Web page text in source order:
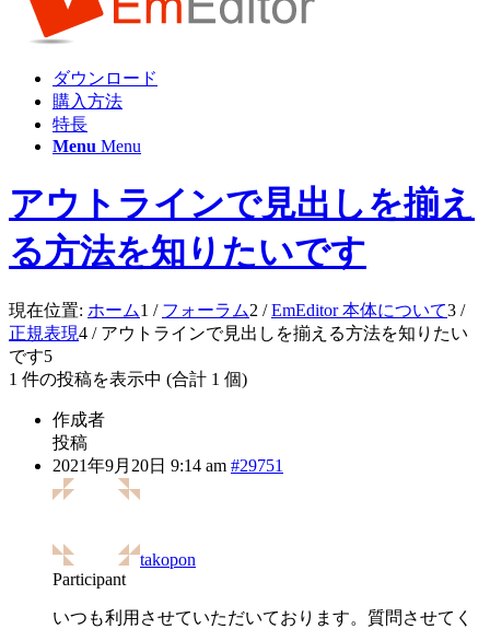
ダウンロード
購入方法
特長
Menu Menu
アウトラインで見出しを揃え
る方法を知りたいです
現在位置: ホーム1 / フォーラム2 / EmEditor 本体について3 /
正規表現4 / アウトラインで見出しを揃える方法を知りたい
です5
1 件の投稿を表示中 (合計 1 個)
作成者
投稿
2021年9月20日 9:14 am #29751
takopon
Participant
いつも利用させていただいております。質問させてく